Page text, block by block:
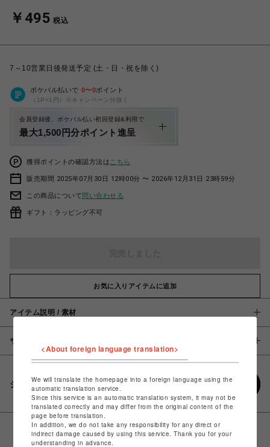
￥495 税込
7～10営業日後発送予定 (土・日・祝を除く)
ポケパル払いで 0〜0ポイント
（1P=1円）※キャンペーン分除く
会員登録後、ポケパル払い初回登録&利用で
最大1,500円分ポイント進呈
獲得ポイントの確認方法は こちら
販売期間 2025年07月30日 12時00分 〜 2026年12月31日 23時59分
この商品について問い合わせる
ギフト：ラッピング不可
お気に入りアイテムに追加
アイテム説明 / 素材
サイズ
シェアする
<About foreign language translation>
We will translate the homepage into a foreign language using the
automatic translation service.
Since this service is an automatic translation system, it may not be
translated correctly and may differ from the original content of the
page before translation.
In addition, we do not take any responsibility for any direct or
indirect damage caused by using this service. Thank you for your
understanding in advance.